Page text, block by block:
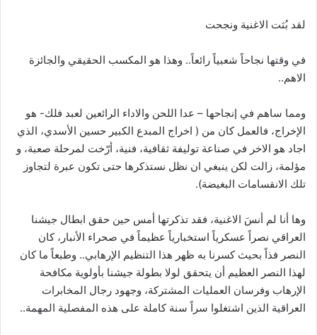
لقد بُثت الاغنية ونجحت
في وقتها نجاحاً شعبياً رائعاً.. وهذا هو المكسب الحقيقي والجائزة
الاهم..
ومما ساهم في إنجاحها – عدا اللحن والاداء الرائعين لعبد فلك- هو
الإخراج، فالعمل كان من ( اخراج المبدع الكبير حسين الأسدي، الذي
اجاد هو الاخر في صناعة توليفة ثقافية، فنية، أرّخت لمرحلة صعبة، و
مؤلمة، زالت لكن ينبغي ان نظل نستذكرها حتى تكون عبرة لتجاوز
تلك الانقسامات البغيضة).
وها أنا لم أنسَ الاغنية، فقد تذكرتها أمس حين حقق ابطال جيشنا
العراقي نصراً عسكرياً استخبارياً عظيماً في صحراء الأنبار، كان
النصر فذاً بحيث كسرنا به ظهر هذا التنظيم الإرهابي.. وطبعاً ما كان
لهذا النصر العظيم أن يتحقق لولا بطولة جيشنا بأولوية مكافحة
الإرهاب وفرسان العمليات المشتركة، وجهود رجال المخابرات
العراقية الذين اشتغلوا سراً سنة كاملة على هذه المفصلية المهمة..